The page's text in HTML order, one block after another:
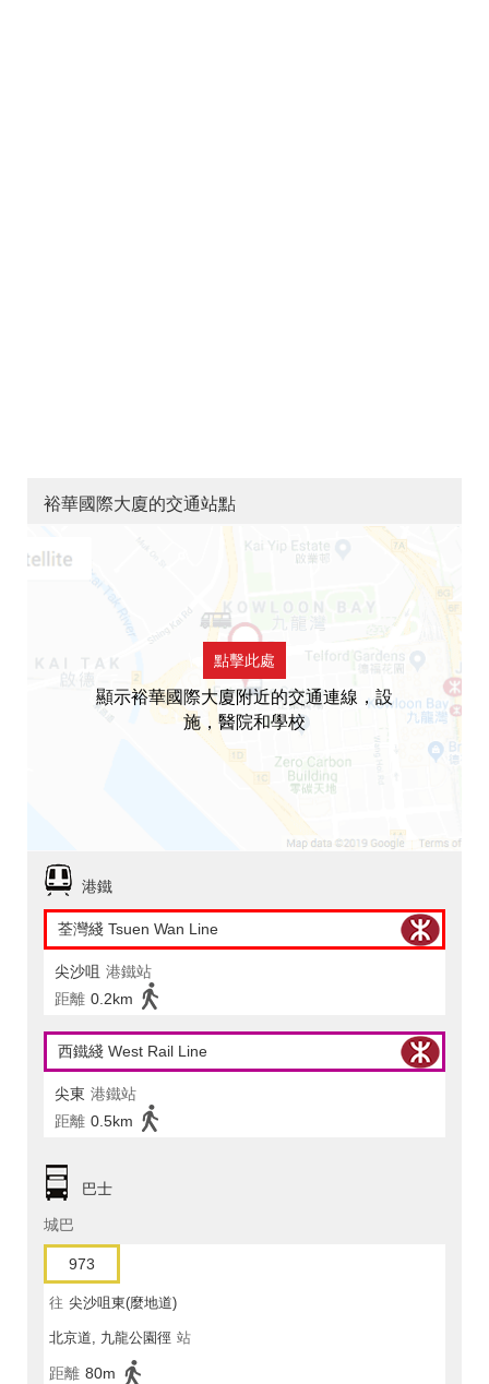
裕華國際大廈的交通站點
點擊此處
顯示裕華國際大廈附近的交通連線，設
施，醫院和學校
港鐵
荃灣綫 Tsuen Wan Line
尖沙咀 港鐵站
距離 0.2km
西鐵綫 West Rail Line
尖東 港鐵站
距離 0.5km
巴士
城巴
973
往 尖沙咀東(麼地道)
北京道, 九龍公園徑 站
距離 80m